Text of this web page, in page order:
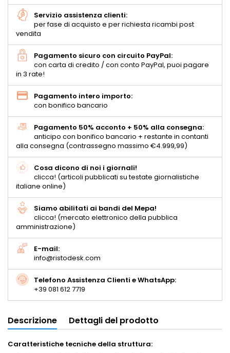
Servizio assistenza clienti:
per fase di acquisto e per richiesta ricambi post
vendita
Pagamento sicuro con circuito PayPal:
con carta di credito / con conto PayPal, puoi pagare
in 3 rate!
Pagamento intero importo:
con bonifico bancario
Pagamento 50% acconto + 50% alla consegna:
anticipo con bonifico bancario + restante in contanti
alla consegna (contrassegno massimo €4.999,99)
Cosa dicono di noi i giornali!
clicca! (articoli pubblicati su testate giornalistiche
italiane online)
Siamo abilitati ai bandi del Mepa!
clicca! (mercato elettronico della pubblica
amministrazione)
E-mail:
info@ristodesk.com
Telefono Assistenza Clienti e WhatsApp:
+39 081 612 7719
Descrizione Dettagli del prodotto
Caratteristiche tecniche della struttura: